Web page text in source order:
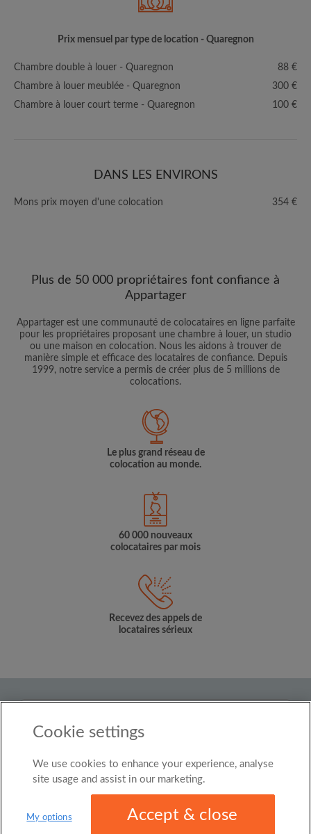
Prix mensuel par type de location - Quaregnon
Chambre double à louer - Quaregnon
88 €
Chambre à louer meublée - Quaregnon
300 €
Chambre à louer court terme - Quaregnon
100 €
DANS LES ENVIRONS
Mons prix moyen d'une colocation 354 €
Plus de 50 000 propriétaires font confiance à
Appartager
Appartager est une communauté de colocataires en ligne parfaite
pour les propriétaires proposant une chambre à louer, un studio
ou une maison en colocation. Nous les aidons à trouver de
manière simple et efficace des locataires de confiance. Depuis
1999, notre service a permis de créer plus de 5 millions de
colocations.
Le plus grand réseau de
colocation au monde.
60 000 nouveaux
colocataires par mois
Recevez des appels de
locataires sérieux
Belgium
© Roomgo Limited 2025 - 21 Market Place, Stockport,
United Kingdom, SK1 1EU
Cookie settings
We use cookies to enhance your experience, analyse
site usage and assist in our marketing.
My options Accept & close